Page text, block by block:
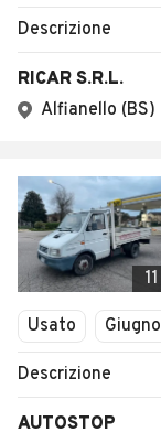
Descrizione
RICAR S.R.L.
Alfianello (BS)
11
Usato
Descrizione
AUTOSTOP